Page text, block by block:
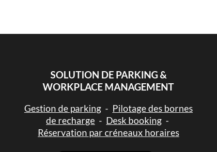
SOLUTION DE PARKING &
WORKPLACE MANAGEMENT
Gestion de parking- Pilotage des bornes
de recharge- Desk booking-
Réservation par créneaux horaires